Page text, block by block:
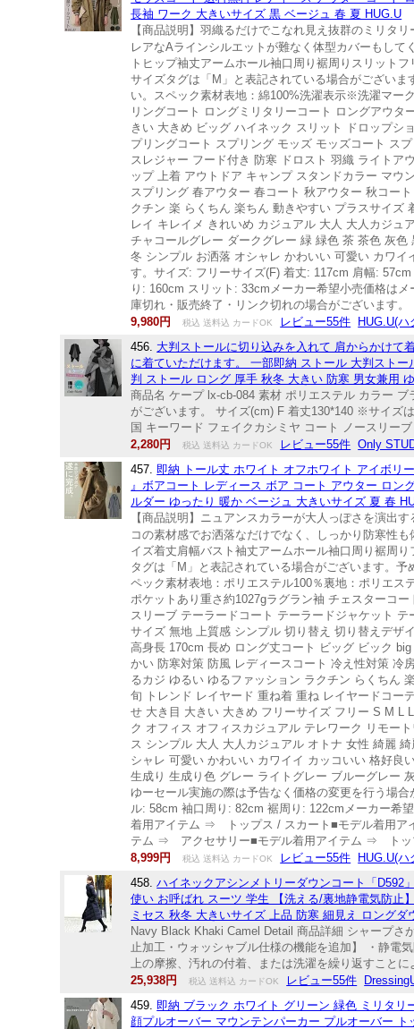
長袖 ワーク 大きいサイズ 黒 ベージュ 春 夏 HUG.U
【商品説明】羽織るだけでこなれ見え抜群のミリタ
レアなAラインシルエットが難なく体型カバーもし
トヒップ袖丈アームホール袖口周り裾周りスリット
サイズタグは「M」と表記されている場合がござい
い。スペック素材表地：綿100%洗濯表示※洗濯マー
リングコート ロングミリタリーコート ロングアウ
きい 大きめ ビッグ ハイネック スリット ドロップシ
プリングコート スプリング モッズ モッズコート ス
スレジャー フード付き 防寒 ドロスト 羽織 ライトア
ップ 上着 アウトドア キャンプ スタンドカラー マウ
スプリング 春アウター 春コート 秋アウター 秋コー
クチン 楽 らくちん 楽ちん 動きやすい プラスサイズ
レイ キレイメ きれいめ カジュアル 大人 大人カジ
チャコールグレー ダークグレー 緑 緑色 茶 茶色 灰
冬 シンプル お洒落 オシャレ かわいい 可愛い カワ
す。サイズ: フリーサイズ(F) 着丈: 117cm 肩幅:
り: 160cm スリット: 33cmメーカー希望小売価格は
庫切れ・販売終了・リンク切れの場合がございます。
9,980円
税込 送料込 カードOK レビュー55件
HUG.U(ハ
456. 大判ストールに切り込みを入れて 肩からかけて
に着ていただけます。 一部即納 ストール 大判スト
判 ストール ロング 厚手 秋冬 大きい 防寒 男女兼用
商品名 ケープ lx-cb-084 素材 ポリエステル カラー
がございます。 サイズ(cm) F 着丈130*140 ※サイズ
国 キーワード フェイクカシミヤ コート ノースリー
2,280円
税込 送料込 カードOK レビュー55件 Only
457. 即納 トール丈 ホワイト オフホワイト アイボリ
』ボアコート レディース ボア コート アウター ロン
ルダー ゆったり 暖か ベージュ 大きいサイズ 夏 春
【商品説明】ニュアンスカラーが大人っぽさを演出
コの素材感でお洒落なだけでなく、しっかり防寒性
イズ着丈肩幅バスト袖丈アームホール袖口周り裾周
タグは「M」と表記されている場合がございます。
ペック素材表地：ポリエステル100％裏地：ポリエ
ポケットあり重さ約1027gラグラン袖 チェスターコ
スリーブ テーラードコート テーラードジャケット
サイズ 無地 上質感 シンプル 切り替え 切り替えデザ
高身長 170cm 長め ロング丈コート ビッグ ビック
かい 防寒対策 防風 レディースコート 冷え性対策 冷
るカジ ゆるい ゆるファッション ラクチン らくちん
旬 トレンド レイヤード 重ね着 重ね レイヤードコー
せ 大き目 大きい 大きめ フリーサイズ フリー S M L
ク オフィス オフィスカジュアル テレワーク リモー
ス シンプル 大人 大人カジュアル オトナ 女性 綺麗
シャレ 可愛い かわいい カワイイ カッコいい 格好良
生成り 生成り色 グレー ライトグレー ブルーグレー
ゆーセール実施の際は予告なく価格の変更を行う場
ル: 58cm 袖口周り: 82cm 裾周り: 122cmメーカー
着用アイテム ⇒ トップス / スカート■モデル着用
テム ⇒ アクセサリー■モデル着用アイテム ⇒ トッ
8,999円
税込 送料込 カードOK レビュー55件
HUG.U(ハ
458.ハイネックアシンメトリーダウンコート「
使い お呼ばれ スーツ 学生 【洗える/裏地静電気防止
ミセス 秋冬 大きいサイズ 上品 防寒 細見え ロング
Navy Black Khaki Camel Detail 商品詳細 シャープさ
止加工・ウォッシャブル仕様の機能を追加】 ・静電
上の摩擦、汚れの付着、または洗濯を繰り返すこと
25,938円
税込 送料込 カードOK レビュー55件
459. 即納 ブラック ホワイト グリーン 緑色 ミリタ
顔プルオーバー マウンテンパーカー プルオーバー